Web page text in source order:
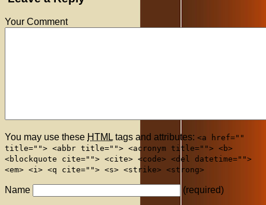
Your Comment
You may use these HTML tags and attributes: <a href=""
title=""> <abbr title=""> <acronym title=""> <b>
<blockquote cite=""> <cite> <code> <del datetime="">
<em> <i> <q cite=""> <s> <strike> <strong>
Name (required)